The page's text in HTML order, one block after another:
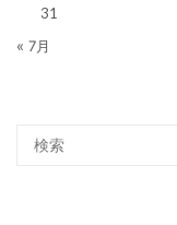
31
« 7月